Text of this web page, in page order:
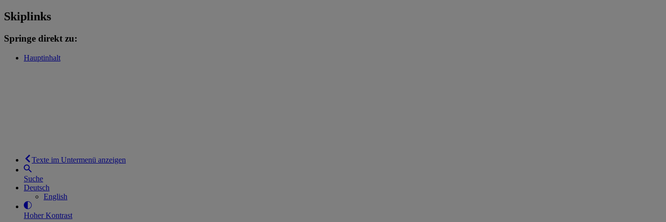
Skiplinks
Springe direkt zu:
Hauptinhalt
Texte im Untermenü anzeigen
Suche
Deutsch
English
Hoher Kontrast